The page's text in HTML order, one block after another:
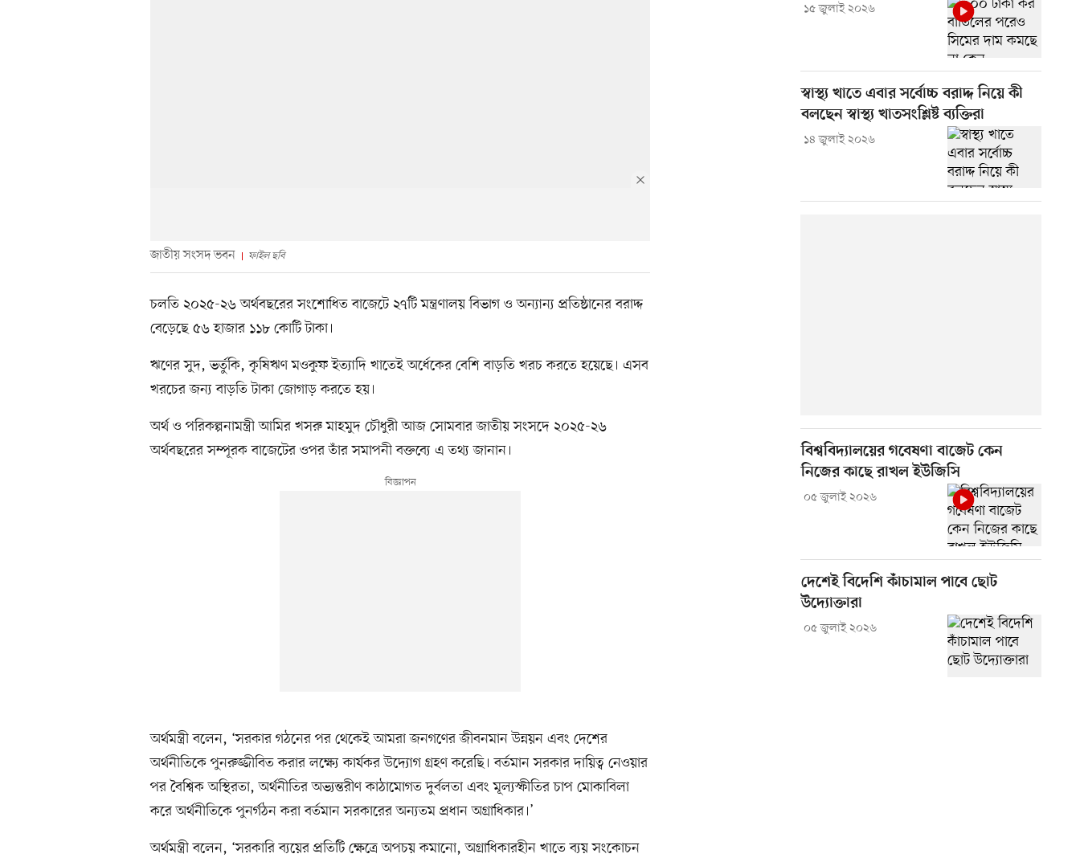
জাতীয় সংসদ ভবন ফাইল ছবি
চলতি ২০২৫-২৬ অর্থবছরের সংশোধিত বাজেটে ২৭টি মন্ত্রণালয় বিভাগ ও অন্যান্য প্রতিষ্ঠানের বরাদ্দ
বেড়েছে ৫৬ হাজার ১১৮ কোটি টাকা।
ঋণের সুদ, ভর্তুকি, কৃষিঋণ মওকুফ ইত্যাদি খাতেই অর্ধেকের বেশি বাড়তি খরচ করতে হয়েছে। এসব
খরচের জন্য বাড়তি টাকা জোগাড় করতে হয়।
অর্থ ও পরিকল্পনামন্ত্রী আমির খসরু মাহমুদ চৌধুরী আজ সোমবার জাতীয় সংসদে ২০২৫-২৬
অর্থবছরের সম্পূরক বাজেটের ওপর তাঁর সমাপনী বক্তব্যে এ তথ্য জানান।
অর্থমন্ত্রী বলেন, ‘সরকার গঠনের পর থেকেই আমরা জনগণের জীবনমান উন্নয়ন এবং দেশের
অর্থনীতিকে পুনরুজ্জীবিত করার লক্ষ্যে কার্যকর উদ্যোগ গ্রহণ করেছি। বর্তমান সরকার দায়িত্ব নেওয়ার
পর বৈশ্বিক অস্থিরতা, অর্থনীতির অভ্যন্তরীণ কাঠামোগত দুর্বলতা এবং মূল্যস্ফীতির চাপ মোকাবিলা
করে অর্থনীতিকে পুনর্গঠন করা বর্তমান সরকারের অন্যতম প্রধান অগ্রাধিকার।’
অর্থমন্ত্রী বলেন, ‘সরকারি ব্যয়ের প্রতিটি ক্ষেত্রে অপচয় কমানো, অগ্রাধিকারহীন খাতে ব্যয় সংকোচন
১৫ জুলাই ২০২৬
স্বাস্থ্য খাতে এবার সর্বোচ্চ বরাদ্দ নিয়ে কী
বলছেন স্বাস্থ্য খাতসংশ্লিষ্ট ব্যক্তিরা
১৪ জুলাই ২০২৬
বিশ্ববিদ্যালয়ের গবেষণা বাজেট কেন
নিজের কাছে রাখল ইউজিসি
০৫ জুলাই ২০২৬
দেশেই বিদেশি কাঁচামাল পাবে ছোট
উদ্যোক্তারা
০৫ জুলাই ২০২৬